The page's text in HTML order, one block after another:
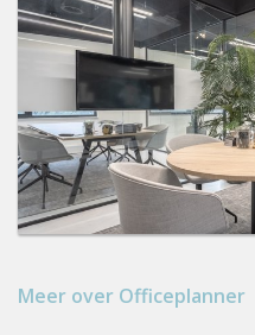
Meer over Officeplanner